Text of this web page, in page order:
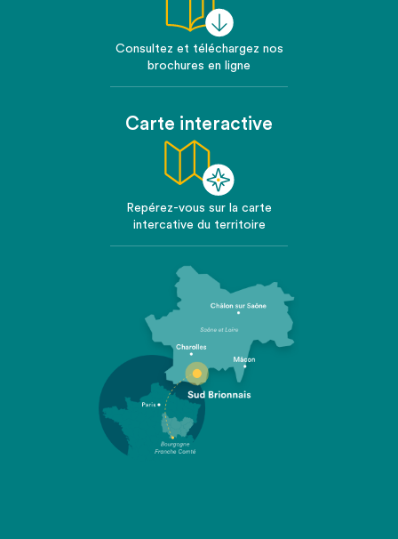
Consultez et téléchargez nos
brochures en ligne
Carte interactive
Repérez-vous sur la carte
intercative du territoire